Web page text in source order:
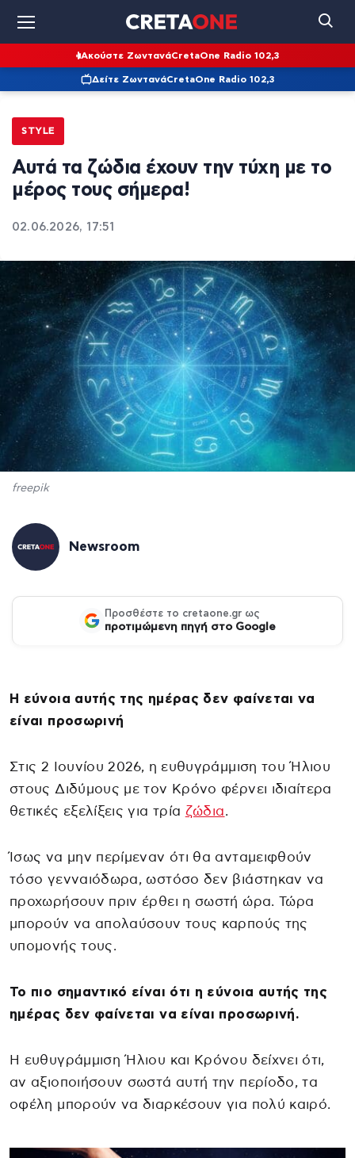
Ακούστε ΖωντανάCretaOne Radio 102,3
Δείτε ΖωντανάCretaOne Radio 102,3
STYLE
Αυτά τα ζώδια έχουν την τύχη με το
μέρος τους σήμερα!
02.06.2026, 17:51
freepik
Newsroom
Προσθέστε το cretaone.gr ως
προτιμώμενη πηγή στο Google
Η εύνοια αυτής της ημέρας δεν φαίνεται να
είναι προσωρινή
Στις 2 Ιουνίου 2026, η ευθυγράμμιση του Ήλιου
στους Διδύμους με τον Κρόνο φέρνει ιδιαίτερα
θετικές εξελίξεις για τρία ζώδια.
Ίσως να μην περίμεναν ότι θα ανταμειφθούν
τόσο γενναιόδωρα, ωστόσο δεν βιάστηκαν να
προχωρήσουν πριν έρθει η σωστή ώρα. Τώρα
μπορούν να απολαύσουν τους καρπούς της
υπομονής τους.
Το πιο σημαντικό είναι ότι η εύνοια αυτής της
ημέρας δεν φαίνεται να είναι προσωρινή.
Η ευθυγράμμιση Ήλιου και Κρόνου δείχνει ότι,
αν αξιοποιήσουν σωστά αυτή την περίοδο, τα
οφέλη μπορούν να διαρκέσουν για πολύ καιρό.